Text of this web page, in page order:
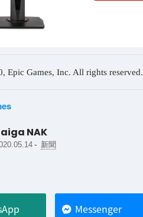
Epic Games, Inc. All rights reserved.
NAK
- 新聞
Messenger